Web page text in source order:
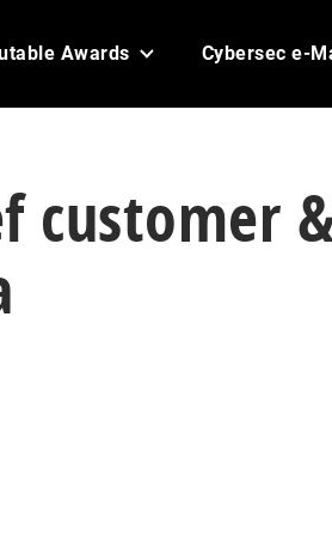
Awards Cybersec e-
customer